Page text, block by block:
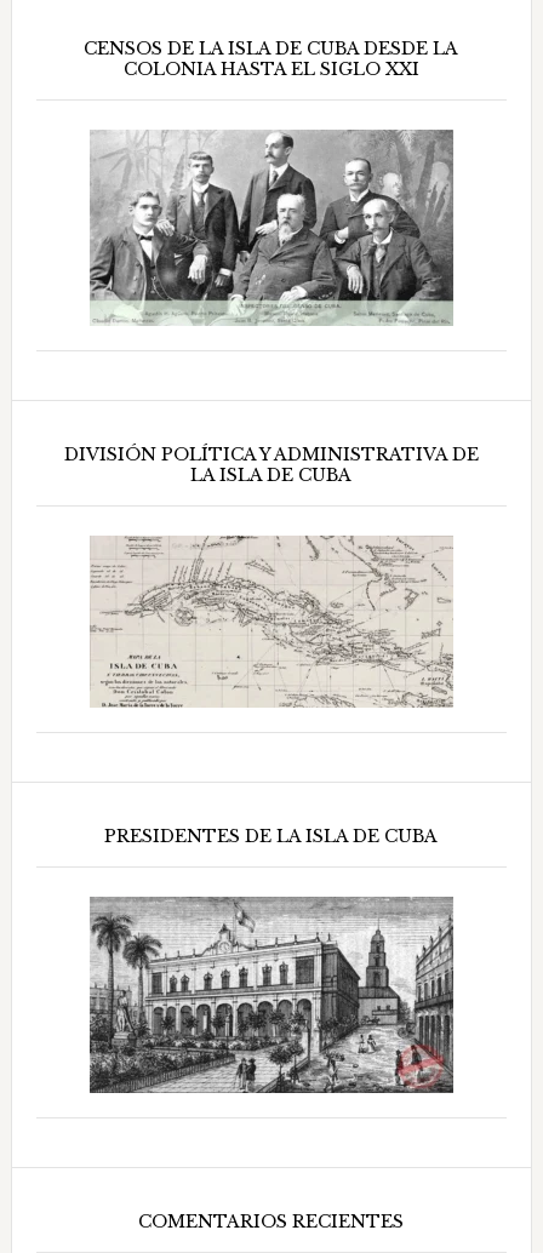
CENSOS DE LA ISLA DE CUBA DESDE LA
COLONIA HASTA EL SIGLO XXI
DIVISIÓN POLÍTICA Y ADMINISTRATIVA DE
LA ISLA DE CUBA
PRESIDENTES DE LA ISLA DE CUBA
COMENTARIOS RECIENTES